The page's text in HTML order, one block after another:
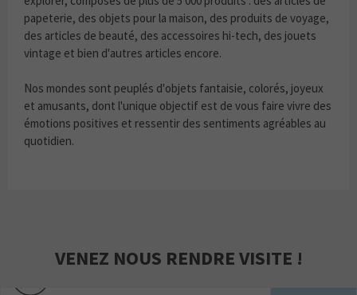
papeterie, des objets pour la maison, des produits de voyage,
des articles de beauté, des accessoires hi-tech, des jouets
vintage et bien d'autres articles encore.
Nos mondes sont peuplés d'objets fantaisie, colorés, joyeux
et amusants, dont l'unique objectif est de vous faire vivre des
émotions positives et ressentir des sentiments agréables au
quotidien.
VENEZ NOUS RENDRE VISITE !